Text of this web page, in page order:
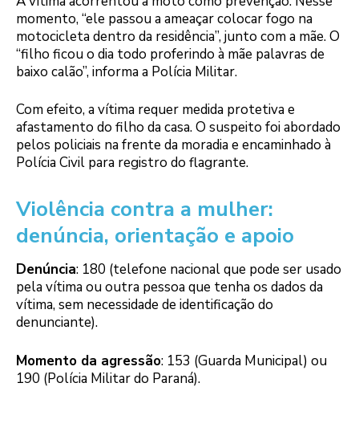
momento, “ele passou a ameaçar colocar fogo na
motocicleta dentro da residência”, junto com a mãe. O
“filho ficou o dia todo proferindo à mãe palavras de
baixo calão”, informa a Polícia Militar.
Com efeito, a vítima requer medida protetiva e
afastamento do filho da casa. O suspeito foi abordado
pelos policiais na frente da moradia e encaminhado à
Polícia Civil para registro do flagrante.
Violência contra a mulher:
denúncia, orientação e apoio
Denúncia: 180 (telefone nacional que pode ser usado
pela vítima ou outra pessoa que tenha os dados da
vítima, sem necessidade de identificação do
denunciante).
Momento da agressão: 153 (Guarda Municipal) ou
190 (Polícia Militar do Paraná).